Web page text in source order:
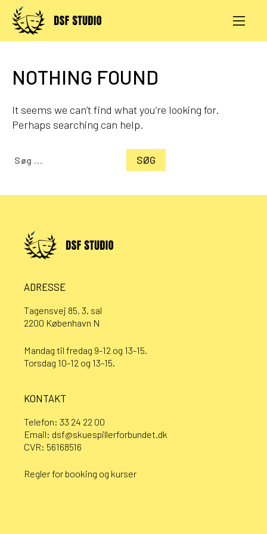
Skip
content
NOTHING FOUND
It seems we can’t find what you’re looking for.
Perhaps searching can help.
Søg
efter:
ADRESSE
Tagensvej 85, 3. sal
2200 København N
Mandag til fredag 9-12 og 13-15.
Torsdag 10-12 og 13-15.
KONTAKT
Telefon: 33 24 22 00
Email: dsf@skuespillerforbundet.dk
CVR: 56168516
Regler for booking og kurser